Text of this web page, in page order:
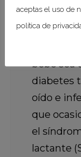
favorece
cognitivo
Reduce
bebé sea
diabetes
oído e
que
el
lactante
aceptas el uso de
política de